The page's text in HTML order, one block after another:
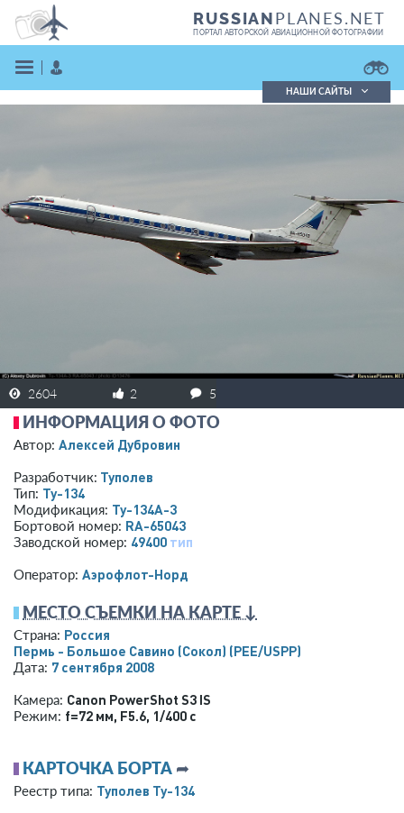
RUSSIANPLANES.NET
ПОРТАЛ АВТОРСКОЙ АВИАЦИОННОЙ ФОТОГРАФИИ
НАШИ САЙТЫ
2604 2 5
ИНФОРМАЦИЯ О ФОТО
Автор: Алексей Дубровин
Разработчик: Туполев
Тип: Ту-134
Модификация: Ту-134А-3
Бортовой номер: RA-65043
Заводской номер: 49400 тип
Оператор: Аэрофлот-Норд
МЕСТО СЪЕМКИ НА КАРТЕ ↓
Страна: Россия
Пермь - Большое Савино (Сокол) (PEE/USPP)
Дата: 7 сентября 2008
Камера: Canon PowerShot S3 IS
Режим: f=72 мм, F5.6, 1/400 с
КАРТОЧКА БОРТА ➦
Реестр типа: Туполев Ту-134